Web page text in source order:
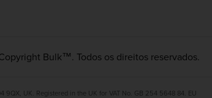
Bulk™. Todos os direitos reservados.
UK. Registered in the UK for VAT No. GB 254 5648 84. EU